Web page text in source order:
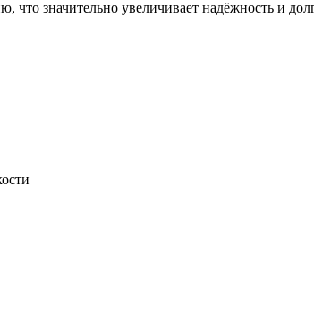
значительно увеличивает надёжность и